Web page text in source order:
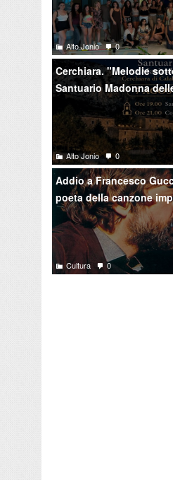
Alto Jonio 0
Cerchiara. "Melodie
Santuario Madonna
Alto Jonio 0
Addio a Francesco
poeta della canzone
Cultura 0